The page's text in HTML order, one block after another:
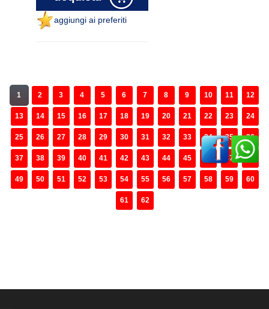
aggiungi ai preferiti
1 2 3 4 5 6 7 8 9 10 11 12
13 14 15 16 17 18 19 20 21 22 23 24
25 26 27 28 29 30 31 32 33 34 35 36
37 38 39 40 41 42 43 44 45 46 47 48
49 50 51 52 53 54 55 56 57 58 59 60
61 62